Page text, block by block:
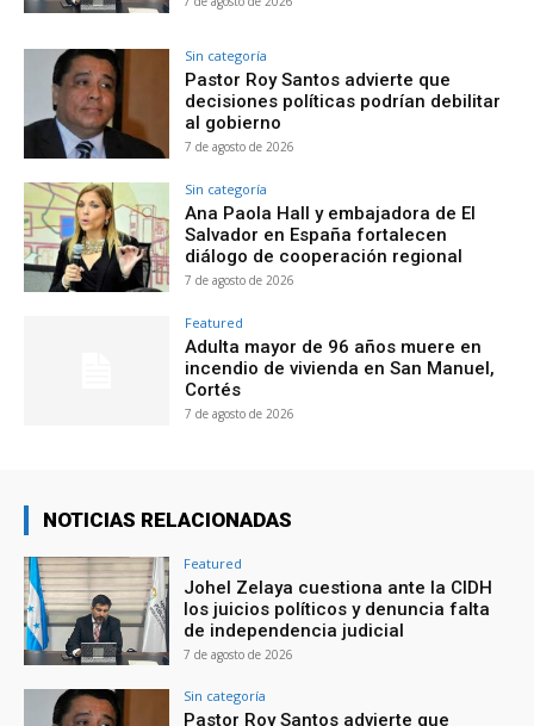
Sin categoría
Pastor Roy Santos advierte que
decisiones políticas podrían debilitar
al gobierno
7 de agosto de 2026
Sin categoría
Ana Paola Hall y embajadora de El
Salvador en España fortalecen
diálogo de cooperación regional
7 de agosto de 2026
Featured
Adulta mayor de 96 años muere en
incendio de vivienda en San Manuel,
Cortés
7 de agosto de 2026
NOTICIAS RELACIONADAS
Featured
Johel Zelaya cuestiona ante la CIDH
los juicios políticos y denuncia falta
de independencia judicial
7 de agosto de 2026
Sin categoría
Pastor Roy Santos advierte que